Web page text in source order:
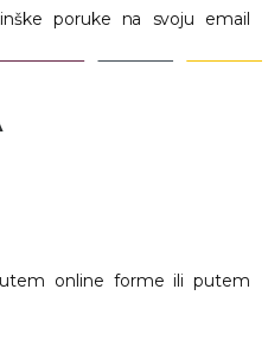
poruke na svoju email
online forme ili putem